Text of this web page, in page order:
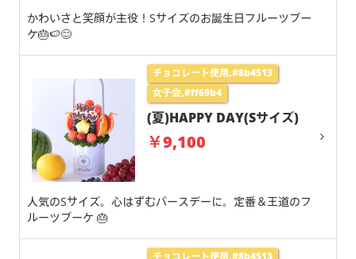
かわいさと笑顔が主役！Sサイズのお誕生日フルーツブー
ケ🎂🍉😊
チョコレート使用,#8b4513
女子会,#ff69b4
(夏)HAPPY DAY(Sサイズ)
￥9,100
人気のSサイズ。心はずむバースデーに。定番＆王道のフ
ルーツブーケ 🎂